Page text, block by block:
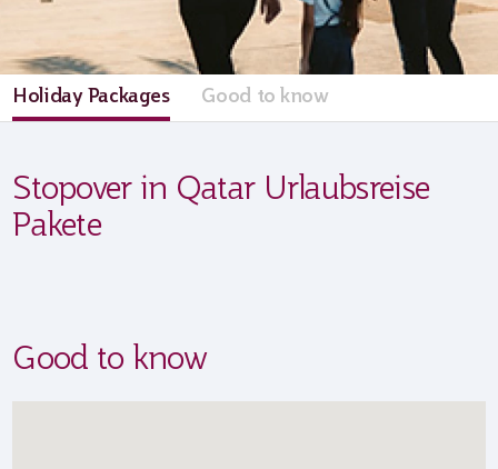
Holiday Packages Good to know
Stopover in Qatar Urlaubsreise
Pakete
Good to know